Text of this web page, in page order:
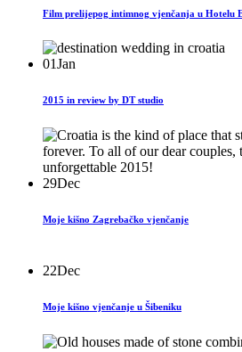
Film prelijepog intimnog vjenčanja u Hotelu
01Jan
2015 in review by DT studio
29Dec
Moje kišno Zagrebačko vjenčanje
22Dec
Moje kišno vjenčanje u Šibeniku